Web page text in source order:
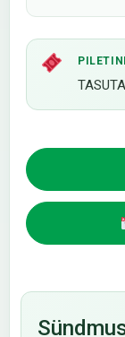
TASUTA